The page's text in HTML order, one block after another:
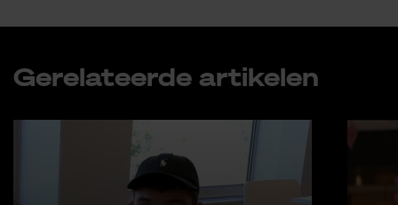
Ge­re­la­teer­de ar­ti­ke­len